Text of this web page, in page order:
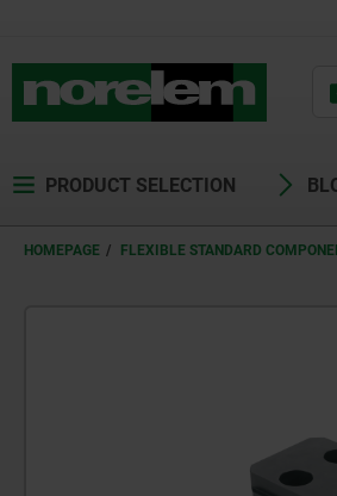
PRODUCT SELECTION
HOMEPAGE FLEXIBLE STANDARD